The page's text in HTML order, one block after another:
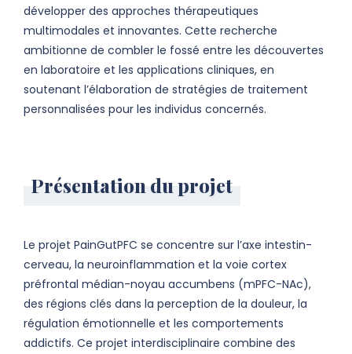
développer des approches thérapeutiques
multimodales et innovantes. Cette recherche
ambitionne de combler le fossé entre les découvertes
en laboratoire et les applications cliniques, en
soutenant l’élaboration de stratégies de traitement
personnalisées pour les individus concernés.
Présentation du projet
Le projet PainGutPFC se concentre sur l’axe intestin-
cerveau, la neuroinflammation et la voie cortex
préfrontal médian-noyau accumbens (mPFC-NAc),
des régions clés dans la perception de la douleur, la
régulation émotionnelle et les comportements
addictifs. Ce projet interdisciplinaire combine des